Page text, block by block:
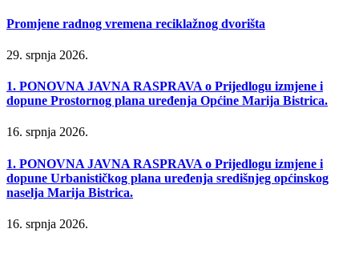
Promjene radnog vremena reciklažnog dvorišta
29. srpnja 2026.
1. PONOVNA JAVNA RASPRAVA o Prijedlogu izmjene i
dopune Prostornog plana uređenja Općine Marija Bistrica.
16. srpnja 2026.
1. PONOVNA JAVNA RASPRAVA o Prijedlogu izmjene i
dopune Urbanističkog plana uređenja središnjeg općinskog
naselja Marija Bistrica.
16. srpnja 2026.